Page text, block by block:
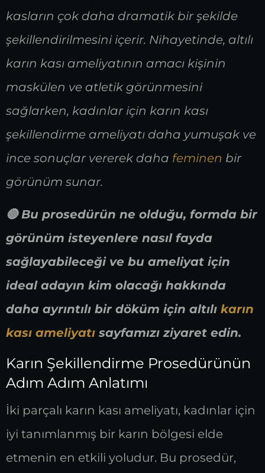
kasların çok daha dramatik bir şekilde
şekillendirilmesini içerir. Nihayetinde, altılı
karın kası ameliyatının amacı kişinin
maskülen ve atletik görünmesini
sağlarken, kadınlar için karın kası
şekillendirme ameliyatı daha yumuşak ve
ince sonuçlar vererek daha feminen bir
görünüm sunar.
🔴 Bu prosedürün ne olduğu, formda bir
görünüm isteyenlere nasıl fayda
sağlayabileceği ve bu ameliyat için
ideal adayın kim olacağı hakkında
daha ayrıntılı bir döküm için altılı karın
kası ameliyatı sayfamızı ziyaret edin.
Karın Şekillendirme Prosedürünün
Adım Adım Anlatımı
İki parçalı karın kası ameliyatı, kadınlar için
iyi tanımlanmış bir karın bölgesi elde
etmenin en etkili yoludur. Bu prosedür,